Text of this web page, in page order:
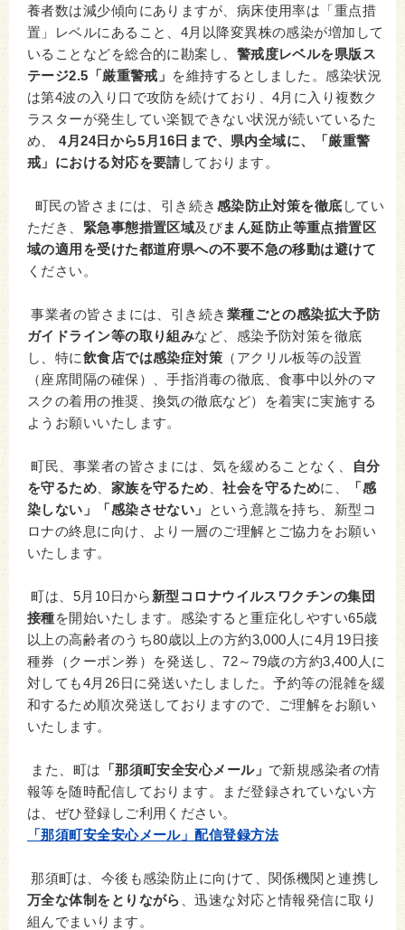
養者数は減少傾向にありますが、病床使用率は「重点措
置」レベルにあること、4月以降変異株の感染が増加して
いることなどを総合的に勘案し、 警戒度レベルを県版ス
テージ2.5「厳重警戒」
を維持するとしました。感染状況
は第4波の入り口で攻防を続けており、4月に入り複数ク
ラスターが発生してい楽観できない状況が続いているた
め、4月24日から5月16日まで、県内全域に、「厳重警
戒」における対応を要請 しております。
町民の皆さまには、引き続き 感染防止対策を徹底 してい
ただき、 緊急事態措置区域及びまん延防止等重点措置区
域の適用を受けた都道府県への不要不急の移動は避けて
ください。
事業者の皆さまには、引き続き 業種ごとの感染拡大予防
ガイドライン等の取り組みなど、感染予防対策を徹底
し、特に飲食店では感染症対策 （アクリル板等の設置
（座席間隔の確保）、手指消毒の徹底、食事中以外のマ
スクの着用の推奨、換気の徹底など）を着実に実施する
ようお願いいたします。
町民、事業者の皆さまには、気を緩めることなく、
自分
を守るため
家族を守るため 、社会を守るために、
「感
染しない」「感染させない」
という意識を持ち、新型コ
ロナの終息に向け、より一層のご理解とご協力をお願い
いたします。
町は、5月10日から 新型コロナウイルスワクチンの集団
接種を開始いたします。感染すると重症化しやすい65歳
以上の高齢者のうち80歳以上の方約3,000人に4月19日接
種券（クーポン券）を発送し、72～79歳の方約3,400人に
対しても4月26日に発送いたしました。予約等の混雑を緩
和するため順次発送しておりますので、ご理解をお願い
いたします。
また、町は 「那須町安全安心メール」 で新規感染者の情
報等を随時配信しております。まだ登録されていない方
は、ぜひ登録しご利用ください。
「那須町安全安心メール」配信登録方法
那須町は、今後も感染防止に向けて、関係機関と連携し
万全な体制をとりながら
、迅速な対応と情報発信に取り
組んでまいります。